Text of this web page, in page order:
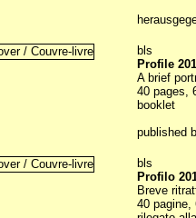
bls
Profile
A brief
40 pages,
booklet
published
bls
Profilo
Breve
40 pagine,